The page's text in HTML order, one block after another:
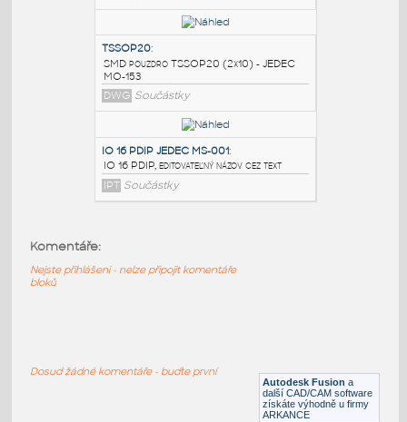
SOT23:
SMD tranzistor
IPT Součástky
TQFP64:
SMD pouzdro TQFP64 (4x16) - JEDEC MS-
026
DWG Součástky
MO-153
IO 16 PDIP, editovateľný názov cez text
Autodesk Fusion a
další CAD/CAM software
získáte výhodně u firmy
ARKANCE
Komentáře:
Nejste přihlášeni - nelze připojit komentáře
bloků
Dosud žádné komentáře - buďte první